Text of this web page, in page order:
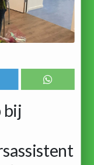
bij